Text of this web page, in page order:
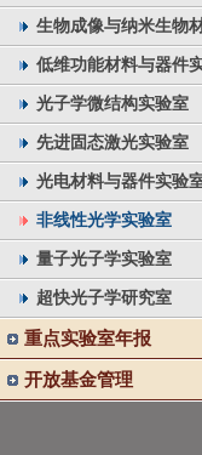
生物成像与纳米生物
低维功能材料与器件
光子学微结构实验室
先进固态激光实验室
光电材料与器件实验
非线性光学实验室
量子光子学实验室
超快光子学研究室
重点实验室年报
开放基金管理